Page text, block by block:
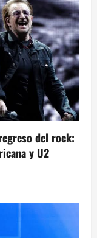
del rock:
y U2